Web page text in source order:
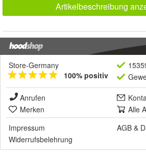
Artikelbeschreibung
Store-Germany
100% positiv
Anrufen
Merken
Alle
Impressum
AGB &
Widerrufsbelehrung